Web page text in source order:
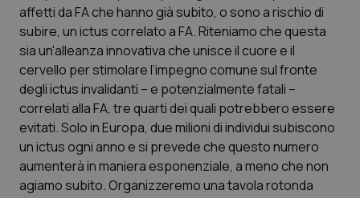
Liguria
Lombardia
Marche
Molise
Disturbi dell’umore
Dolore
Donna & Salute
Epatiti
affetti da FA che hanno già subito, o sono a rischio di
subire, un ictus correlato a FA. Riteniamo che questa
sia un'alleanza innovativa che unisce il cuore e il
cervello per stimolare l’impegno comune sul fronte
degli ictus invalidanti – e potenzialmente fatali –
correlati alla FA, tre quarti dei quali potrebbero essere
evitati. Solo in Europa, due milioni di individui subiscono
un ictus ogni anno e si prevede che questo numero
aumenterà in maniera esponenziale, a meno che non
agiamo subito. Organizzeremo una tavola rotonda